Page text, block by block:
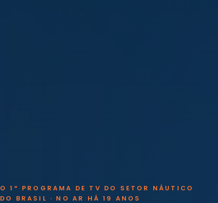
O 1º PROGRAMA DE TV DO SETOR NÁUTICO
DO BRASIL · NO AR HÁ 19 ANOS